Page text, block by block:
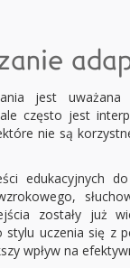
jest
często jest
nie są
edukacyjnych
zostały już
stylu uczenia się z
wpływ na